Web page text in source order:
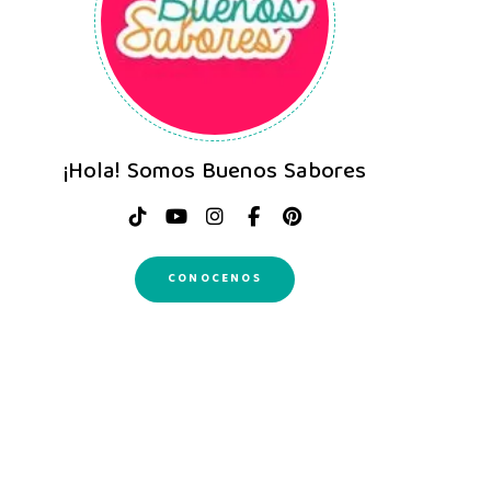
¡Hola! Somos Buenos Sabores
CONOCENOS